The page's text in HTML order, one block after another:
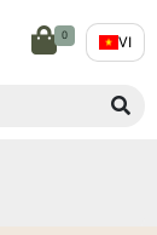
0 VI